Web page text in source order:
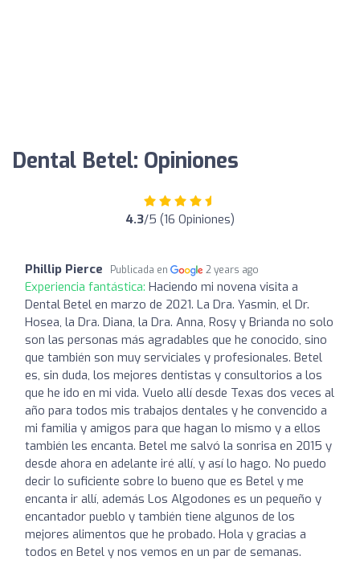
Dental Betel: Opiniones
4.3/5 (16 Opiniones)
Phillip Pierce Publicada en 2 years ago
Experiencia fantástica: Haciendo mi novena visita a
Dental Betel en marzo de 2021. La Dra. Yasmin, el Dr.
Hosea, la Dra. Diana, la Dra. Anna, Rosy y Brianda no solo
son las personas más agradables que he conocido, sino
que también son muy serviciales y profesionales. Betel
es, sin duda, los mejores dentistas y consultorios a los
que he ido en mi vida. Vuelo allí desde Texas dos veces al
año para todos mis trabajos dentales y he convencido a
mi familia y amigos para que hagan lo mismo y a ellos
también les encanta. Betel me salvó la sonrisa en 2015 y
desde ahora en adelante iré allí, y así lo hago. No puedo
decir lo suficiente sobre lo bueno que es Betel y me
encanta ir allí, además Los Algodones es un pequeño y
encantador pueblo y también tiene algunos de los
mejores alimentos que he probado. Hola y gracias a
todos en Betel y nos vemos en un par de semanas.